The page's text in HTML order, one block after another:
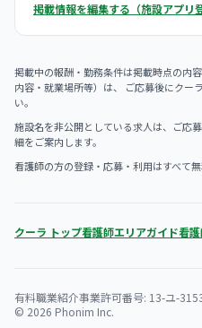
掲載情報を編集する（施設アプリ登
掲載中の報酬・勤務条件は掲載時点の内
内容・就業場所等）は、 ご応募後にクー
い。
施設名を非公開としている求人は、ご応
細をご案内します。
看護師の方の登録・応募・利用はすべて無
クーラ トップ看護師エリアガイド看
有料職業紹介事業許可番号: 13-ユ-
© 2026 Phonim Inc.